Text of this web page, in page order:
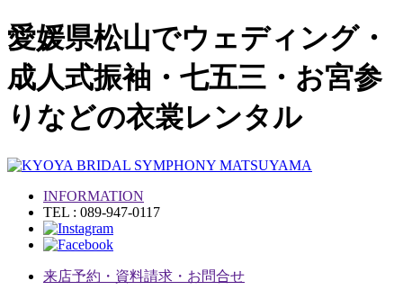
愛媛県松山でウェディング・
成人式振袖・七五三・お宮参
りなどの衣裳レンタル
INFORMATION
TEL : 089-947-0117
来店予約・資料請求・お問合せ